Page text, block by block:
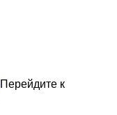
Перейдите к